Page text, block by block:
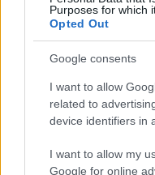
Purposes for which
Opted Out
Google consents
I want to allow
related to
device identifiers in
I want to allow my
Google for online
Όροι Χρήσης. Το site
Πολιτική Απορρήτου
Share:
Ακολουθήστε το